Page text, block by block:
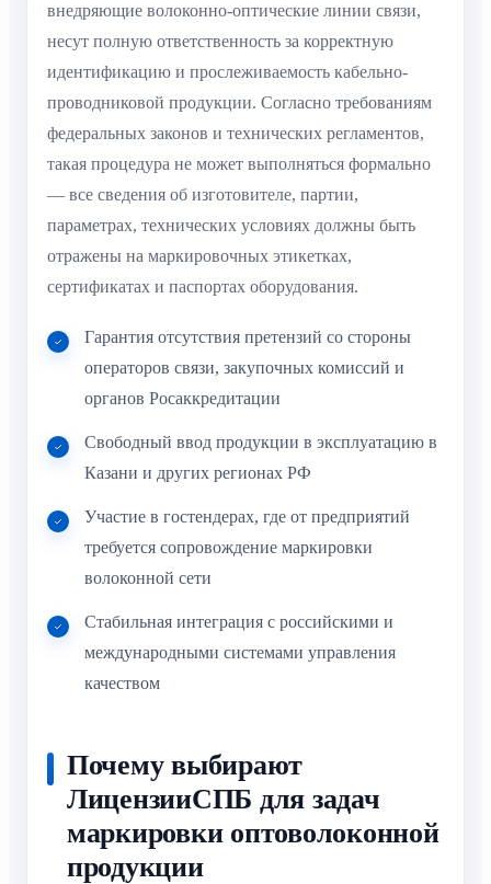
внедряющие волоконно-оптические линии связи,
несут полную ответственность за корректную
идентификацию и прослеживаемость кабельно-
проводниковой продукции. Согласно требованиям
федеральных законов и технических регламентов,
такая процедура не может выполняться формально
— все сведения об изготовителе, партии,
параметрах, технических условиях должны быть
отражены на маркировочных этикетках,
сертификатах и паспортах оборудования.
Гарантия отсутствия претензий со стороны
операторов связи, закупочных комиссий и
органов Росаккредитации
Свободный ввод продукции в эксплуатацию в
Казани и других регионах РФ
Участие в гостендерах, где от предприятий
требуется сопровождение маркировки
волоконной сети
Стабильная интеграция с российскими и
международными системами управления
качеством
Почему выбирают
ЛицензииСПБ для задач
маркировки оптоволоконной
продукции